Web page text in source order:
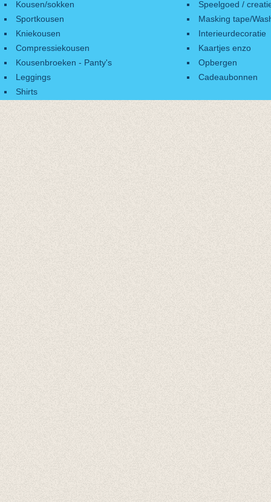
Kousen/sokken
Sportkousen
Kniekousen
Compressiekousen
Kousenbroeken - Panty's
Leggings
Shirts
Speelgoed /
Masking tape/
Interieurdecoratie
Kaartjes enzo
Opbergen
Cadeaubonnen